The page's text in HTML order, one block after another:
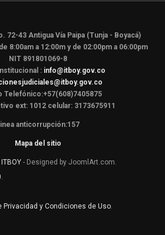
72-43 Antigua Vía Paipa (Tunja - Boyacá)
8:00am a 12:00m y de 02:00pm a 06:00pm
NIT 891801069-8
: info@itboy.gov.co
Telefónico:+57(608)7405875
ext: 1012 celular: 3173675911
anticorrupción:157
Mapa del sitio
- Designed by JoomlArt.com.
.
Privacidad y Condiciones de Uso.